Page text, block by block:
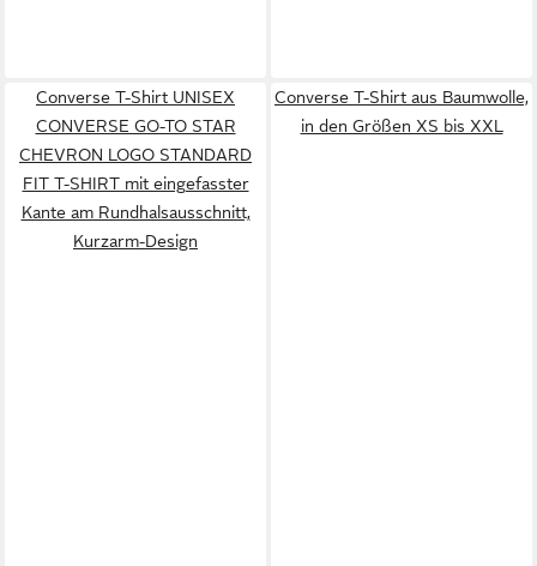
Converse T-Shirt UNISEX
CONVERSE GO-TO STAR
CHEVRON LOGO STANDARD
FIT T-SHIRT mit eingefasster
Kante am Rundhalsausschnitt,
Kurzarm-Design
Converse T-Shirt aus Baumwolle,
in den Größen XS bis XXL